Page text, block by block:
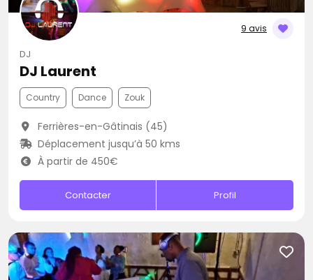
9 avis
DJ
DJ Laurent
Country Dance Zouk
Ferrières-en-Gâtinais (45)
Déplacement jusqu’à 50 kms
À partir de 450€
Contacter Profil